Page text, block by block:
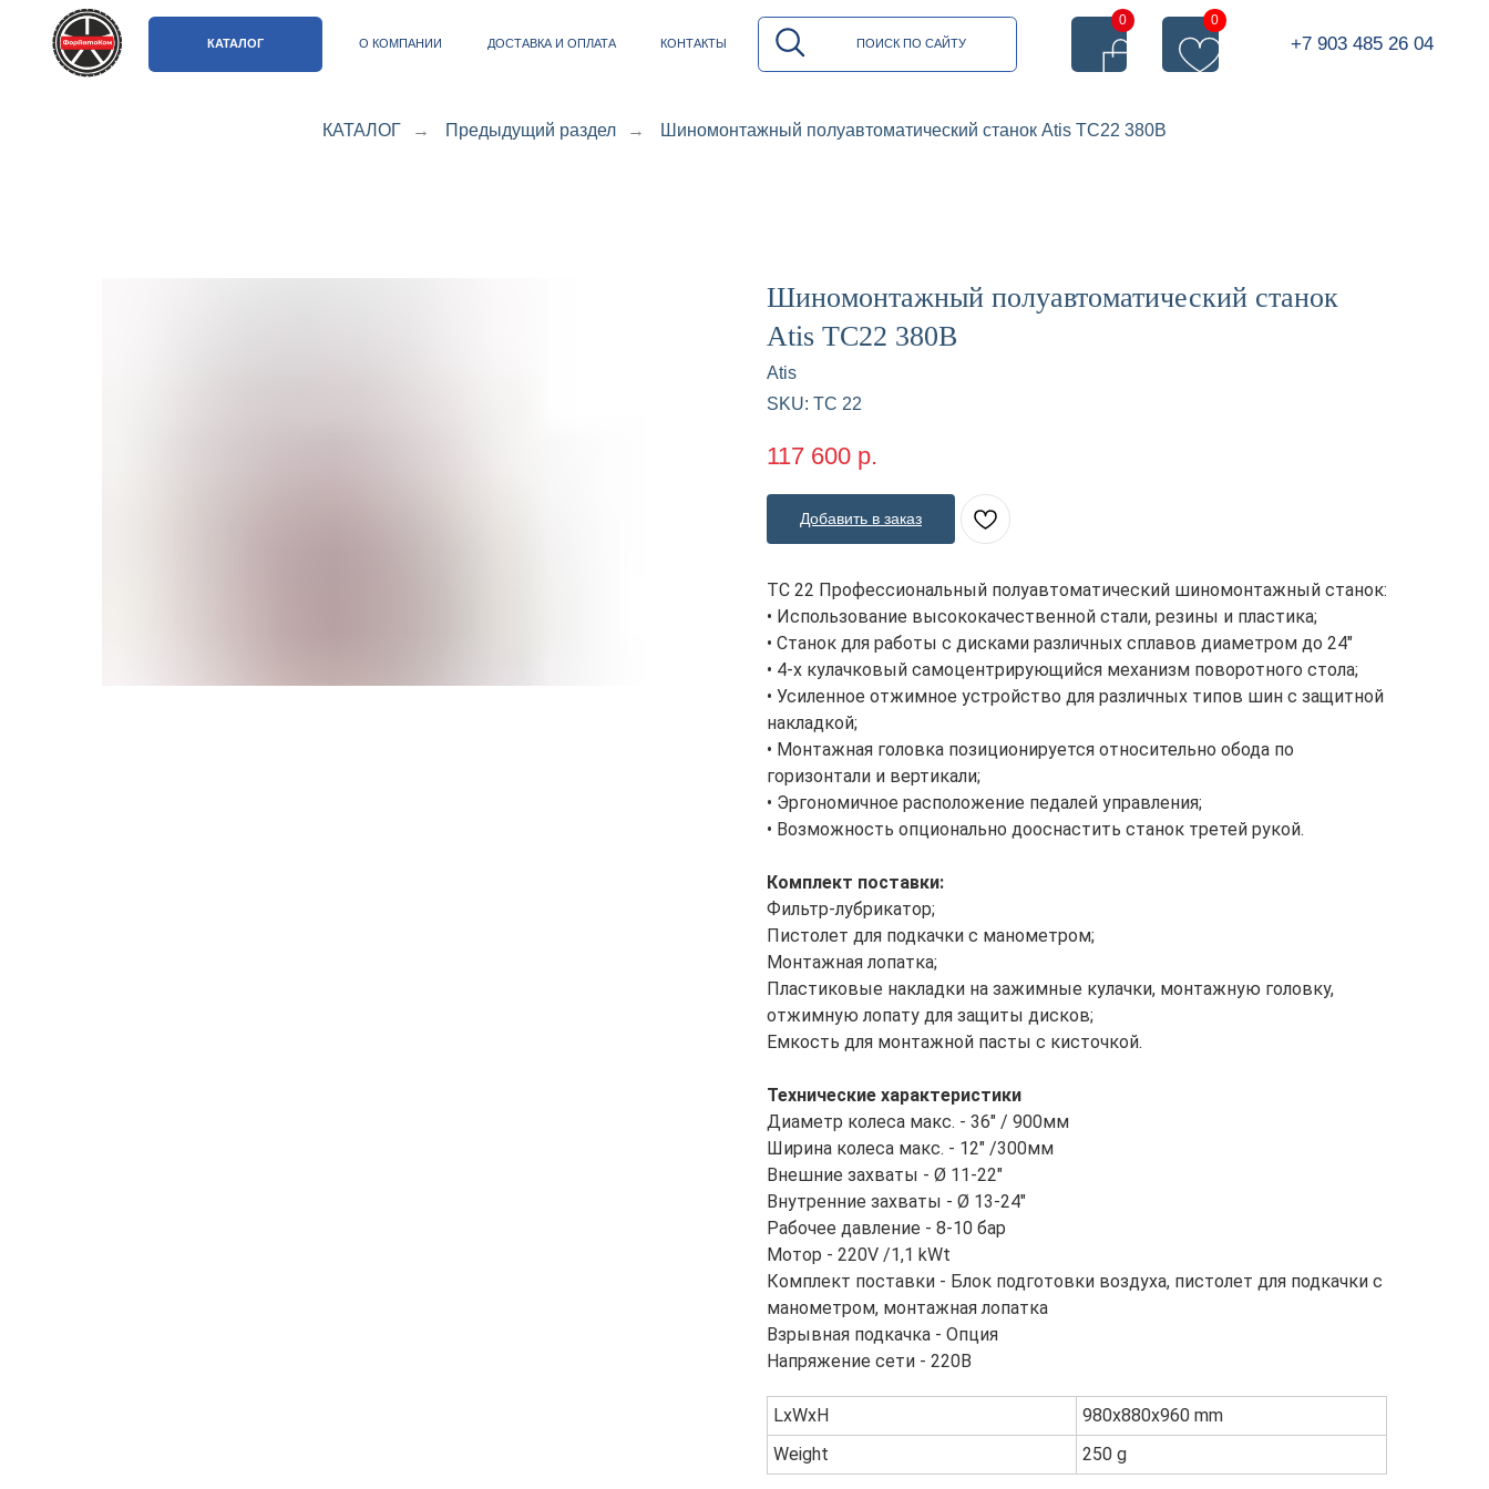
КАТАЛОГ О КОМПАНИИ ДОСТАВКА И ОПЛАТА КОНТАКТЫ +7 903 485 26 04
ПОИСК ПО САЙТУ
0 0
КАТАЛОГ → Предыдущий раздел → Шиномонтажный полуавтоматический станок Atis TC22 380В
Шиномонтажный полуавтоматический станок
Atis TC22 380В
Atis
SKU: TC 22
117 600 р.
Добавить в заказ
TC 22 Профессиональный полуавтоматический шиномонтажный станок:
• Использование высококачественной стали, резины и пластика;
• Станок для работы с дисками различных сплавов диаметром до 24"
• 4-х кулачковый самоцентрирующийся механизм поворотного стола;
• Усиленное отжимное устройство для различных типов шин с защитной
накладкой;
• Монтажная головка позиционируется относительно обода по
горизонтали и вертикали;
• Эргономичное расположение педалей управления;
• Возможность опционально дооснастить станок третей рукой.
Комплект поставки:
Фильтр-лубрикатор;
Пистолет для подкачки с манометром;
Монтажная лопатка;
Пластиковые накладки на зажимные кулачки, монтажную головку,
отжимную лопату для защиты дисков;
Емкость для монтажной пасты с кисточкой.
Технические характеристики
Диаметр колеса макс. - 36" / 900мм
Ширина колеса макс. - 12" /300мм
Внешние захваты - Ø 11-22"
Внутренние захваты - Ø 13-24"
Рабочее давление - 8-10 бар
Мотор - 220V /1,1 kWt
Комплект поставки - Блок подготовки воздуха, пистолет для подкачки с
манометром, монтажная лопатка
Взрывная подкачка - Опция
Напряжение сети - 220В
LxWxH
980x880x960 mm
Weight
250 g
Электроинструмент Мебель складская